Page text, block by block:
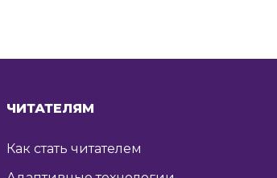
ЧИТАТЕЛЯМ
Как стать читателем